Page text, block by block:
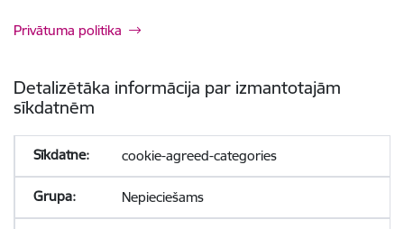
Privātuma politika
Detalizētāka informācija par izmantotajām
sīkdatnēm
cookie-agreed-categories
Nepieciešams